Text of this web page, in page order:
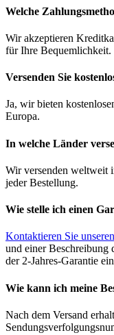
Welche
Wir akzeptieren
für Ihre Bequemlichkeit.
Versenden Sie
Ja, wir bieten
Europa.
In welche Länder
Wir versenden weltweit
jeder Bestellung.
Wie stelle ich einen
Kontaktieren Sie
und einer Beschreibung
der 2-Jahres-Garantie
Wie kann ich meine
Nach dem Versand